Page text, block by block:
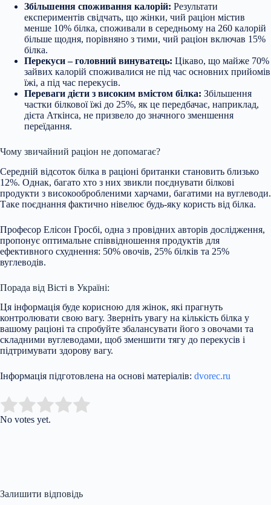
Збільшення споживання калорій: Результати
експериментів свідчать, що жінки, чий раціон містив
менше 10% білка, споживали в середньому на 260 калорій
більше щодня, порівняно з тими, чий раціон включав 15%
білка.
Перекуси – головний винуватець: Цікаво, що майже 70%
зайвих калорій споживалися не під час основних прийомів
їжі, а під час перекусів.
Переваги дієти з високим вмістом білка: Збільшення
частки білкової їжі до 25%, як це передбачає, наприклад,
дієта Аткінса, не призвело до значного зменшення
переїдання.
Чому звичайний раціон не допомагає?
Середній відсоток білка в раціоні британки становить близько
12%. Однак, багато хто з них звикли поєднувати білкові
продукти з високообробленими харчами, багатими на вуглеводи.
Таке поєднання фактично нівелює будь-яку користь від білка.
Професор Елісон Гросбі, одна з провідних авторів дослідження,
пропонує оптимальне співвідношення продуктів для
ефективного схуднення: 50% овочів, 25% білків та 25%
вуглеводів.
Порада від Вісті в Україні:
Ця інформація буде корисною для жінок, які прагнуть
контролювати свою вагу. Зверніть увагу на кількість білка у
вашому раціоні та спробуйте збалансувати його з овочами та
складними вуглеводами, щоб зменшити тягу до перекусів і
підтримувати здорову вагу.
Інформація підготовлена на основі матеріалів: dvorec.ru
Rate this item:
No votes yet.
Залишити відповідь